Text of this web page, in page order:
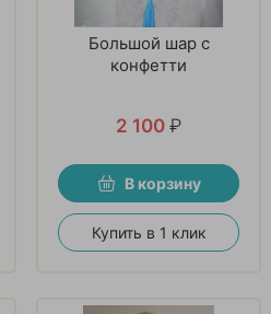
Большой шар с
конфетти
2 100 ₽
В корзину
Купить в 1 клик